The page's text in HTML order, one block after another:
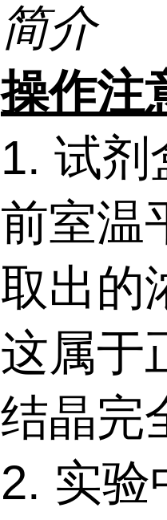
简介
操作注
1. 试剂
前室温
取出的
这属于
结晶完
2. 实验